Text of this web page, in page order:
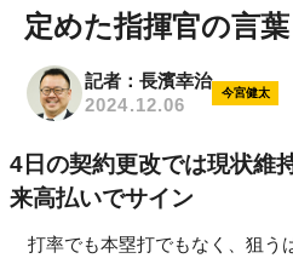
定めた指揮官の言葉
記者：長濱幸治
2024.12.06
今宮健太
4日の契約更改では現状維
来高払いでサイン
打率でも本塁打でもなく、狙